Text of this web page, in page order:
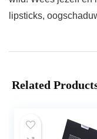
lipsticks,
Related